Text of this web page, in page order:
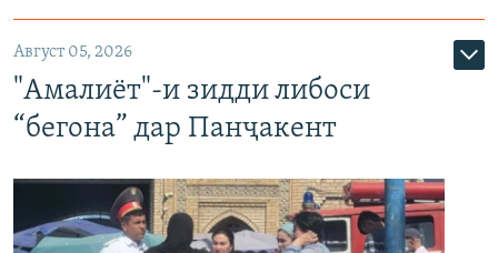
Август 05, 2026
"Амалиёт"-и зидди либоси
“бегона” дар Панҷакент